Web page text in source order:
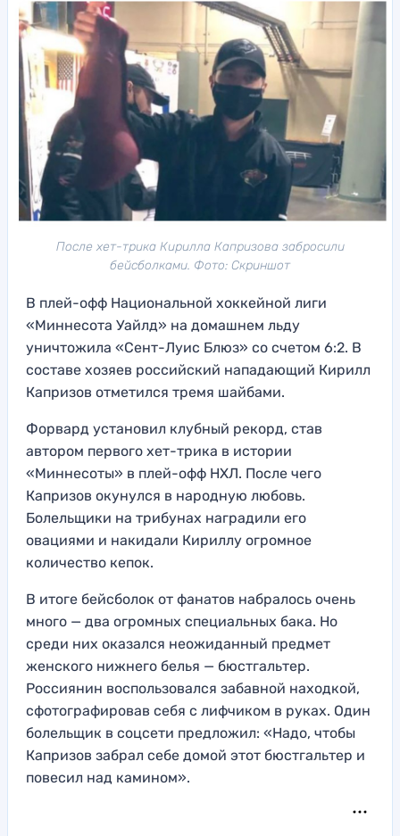
После хет-трика Кирилла Капризова забросили
бейсболками. Фото: Скриншот
В плей-офф Национальной хоккейной лиги
«Миннесота Уайлд» на домашнем льду
уничтожила «Сент-Луис Блюз» со счетом 6:2. В
составе хозяев российский нападающий Кирилл
Капризов отметился тремя шайбами.
Форвард установил клубный рекорд, став
автором первого хет-трика в истории
«Миннесоты» в плей-офф НХЛ. После чего
Капризов окунулся в народную любовь.
Болельщики на трибунах наградили его
овациями и накидали Кириллу огромное
количество кепок.
В итоге бейсболок от фанатов набралось очень
много — два огромных специальных бака. Но
среди них оказался неожиданный предмет
женского нижнего белья — бюстгальтер.
Россиянин воспользовался забавной находкой,
сфотографировав себя с лифчиком в руках. Один
болельщик в соцсети предложил: «Надо, чтобы
Капризов забрал себе домой этот бюстгальтер и
повесил над камином».